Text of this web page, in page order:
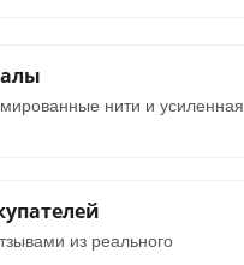
нити и усиленная
из реального